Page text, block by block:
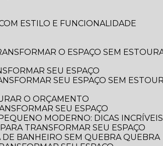
ESTILO E FUNCIONALIDADE
SEU ESPAÇO
O ORÇAMENTO
SEU ESPAÇO
MODERNO: DICAS INCRÍVEIS
TRANSFORMAR SEU ESPAÇO
DE BANHEIRO SEM QUEBRA QUEBRA